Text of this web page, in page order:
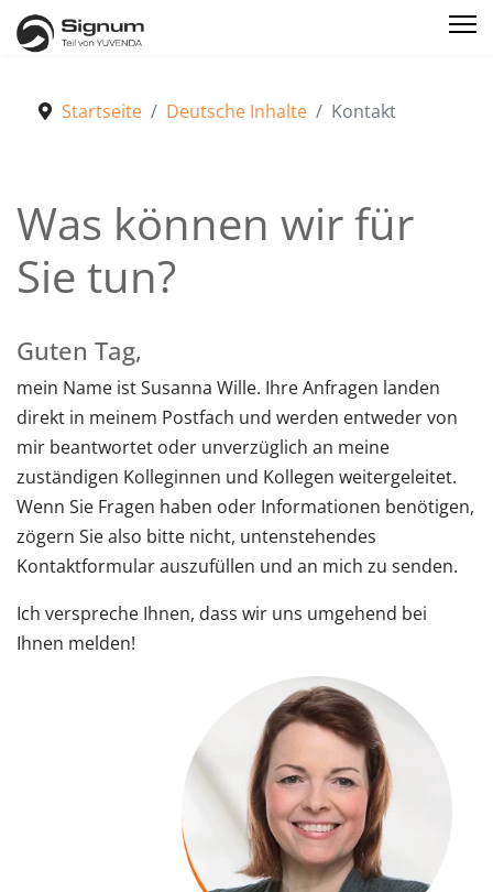
Startseite Deutsche Inhalte Kontakt
Was können wir für
Sie tun?
Guten Tag,
mein Name ist Susanna Wille. Ihre Anfragen landen
direkt in meinem Postfach und werden entweder von
mir beantwortet oder unverzüglich an meine
zuständigen Kolleginnen und Kollegen weitergeleitet.
Wenn Sie Fragen haben oder Informationen benötigen,
zögern Sie also bitte nicht, untenstehendes
Kontaktformular auszufüllen und an mich zu senden.
Ich verspreche Ihnen, dass wir uns umgehend bei
Ihnen melden!